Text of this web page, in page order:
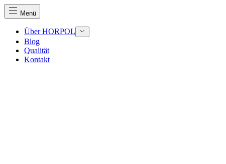
Menü
Über HORPOL
Blog
Qualität
Kontakt